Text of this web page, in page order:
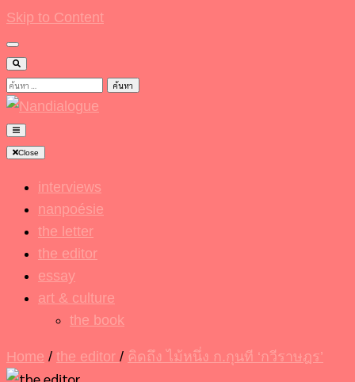
Skip to Content
ค้นหา
สำหรับ:
Nandialogue
Close
interviews
nanpoésie
the letter
the editor
essay
art & culture
the book
Home / the editor / คิดถึง ไม้หนึ่ง ก.กุนที ‘กวีราษฎร’